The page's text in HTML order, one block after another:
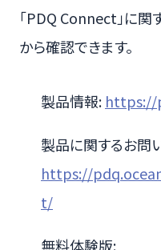
「PDQ Connect」に関
から確認できます。
製品情報: https://
製品に関するお問
https://
t/
無料体験版: